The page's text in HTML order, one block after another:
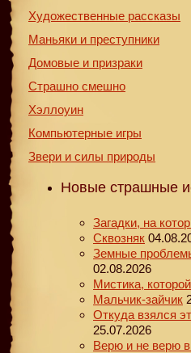
Художественные рассказы
Маньяки и преступники
Домовые и призраки
Страшно смешно
Хэллоуин
Компьютерные игры
Звери и силы природы
Новые страшные
Загадки, на
Сквозняк
Земные
02.08.2026
Мистика,
Мальчик-зайчик
Откуда взялся
25.07.2026
Верю и не верю в